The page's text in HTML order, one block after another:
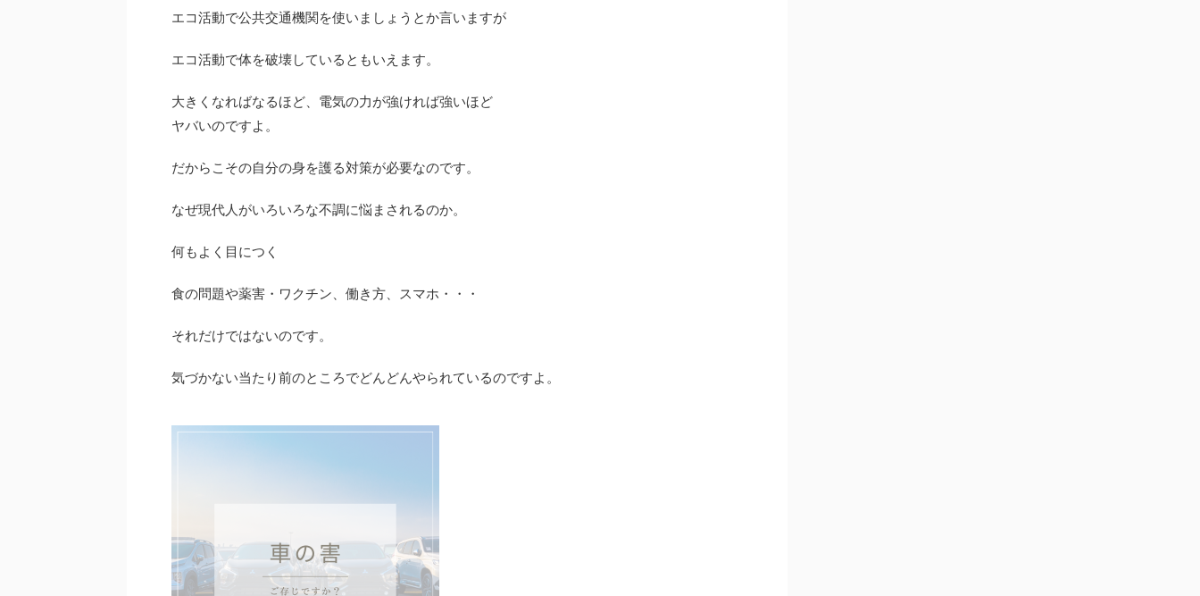
エコ活動で公共交通機関を使いましょうとか言いますが
エコ活動で体を破壊しているともいえます。
大きくなればなるほど、電気の力が強ければ強いほど
ヤバいのですよ。
だからこその自分の身を護る対策が必要なのです。
なぜ現代人がいろいろな不調に悩まされるのか。
何もよく目につく
食の問題や薬害・ワクチン、働き方、スマホ・・・
それだけではないのです。
気づかない当たり前のところでどんどんやられているのですよ。